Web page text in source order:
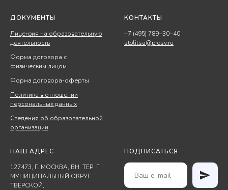
ДОКУМЕНТЫ
Лицензия на образовательную
деятельность
Форма договора с
физическим лицом
Форма договора-оферты
Политика в отношении
персональных данных
Сведения об образовательной
организации
КОНТАКТЫ
+7 (495) 789−30−40
stolitsa@prosv.ru
НАШ АДРЕС
127473, Г. МОСКВА, ВН. ТЕР. Г.
МУНИЦИПАЛЬНЫЙ ОКРУГ
ТВЕРСКОЙ,
ПОДПИСАТЬСЯ